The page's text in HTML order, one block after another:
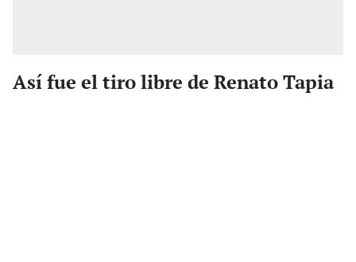
Así fue el tiro libre de Renato Tapia